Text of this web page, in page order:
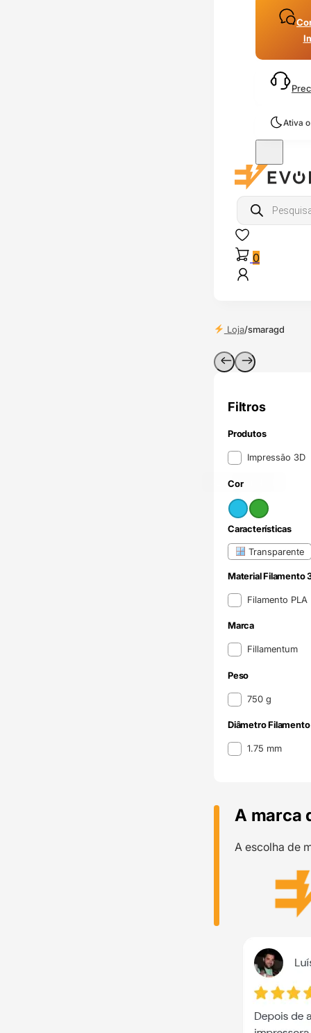
Ativa
Products
search
0
Loja/smaragd
Filtros
Produtos
ProdutosImpressão 3D
Cor
Cor
Azul claroVerde
Características
Características
Transparente
Material Filamento
Material Filamento
Filamento PLA
Marca
MarcaFillamentum
Peso
Peso750 g
Diâmetro Filamento
Diâmetro Filamento
1.75 mm
A marca
A escolha de